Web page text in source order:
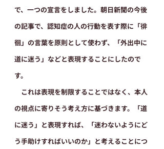
で、一つの宣言をしました。朝日新聞の今後
の記事で、認知症の人の行動を表す際に「徘
徊」の言葉を原則として使わず、「外出中に
道に迷う」などと表現することにしたので
す。
これは表現を制限することではなく、本人
の視点に寄りそう考え方に基づきます。「道
に迷う」と表現すれば、「迷わないようにど
う手助けすればいいのか」と考えることにつ